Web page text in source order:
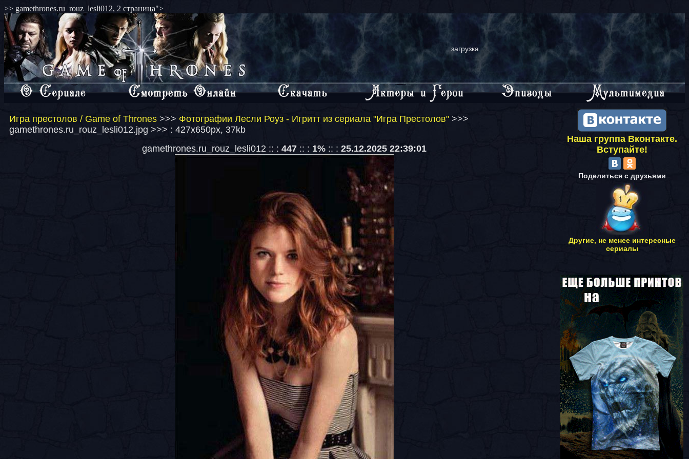
>> gamethrones.ru_rouz_lesli012, 2 страница">
загрузка...
Игра престолов / Game of Thrones >>> Фотографии Лесли Роуз - Игритт из сериала "Игра Престолов" >>>
gamethrones.ru_rouz_lesli012.jpg >>> : 427x650px, 37kb
gamethrones.ru_rouz_lesli012 :: : 447:: : 1%:: : 25.12.2025 22:39:01
Наша группа Вконтакте.
Вступайте!
Поделиться с друзьями
Другие, не менее интересные
сериалы